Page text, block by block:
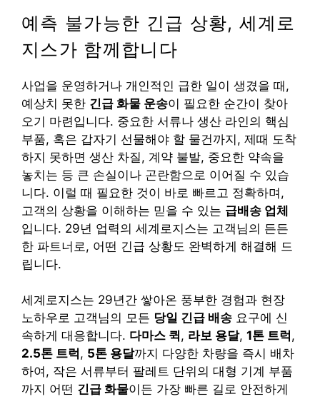
예측 불가능한 긴급 상황, 세계로
지스가 함께합니다
사업을 운영하거나 개인적인 급한 일이 생겼을 때,
예상치 못한 긴급 화물 운송이 필요한 순간이 찾아
오기 마련입니다. 중요한 서류나 생산 라인의 핵심
부품, 혹은 갑자기 선물해야 할 물건까지, 제때 도착
하지 못하면 생산 차질, 계약 불발, 중요한 약속을
놓치는 등 큰 손실이나 곤란함으로 이어질 수 있습
니다. 이럴 때 필요한 것이 바로 빠르고 정확하며,
고객의 상황을 이해하는 믿을 수 있는 급배송 업체
입니다. 29년 업력의 세계로지스는 고객님의 든든
한 파트너로, 어떤 긴급 상황도 완벽하게 해결해 드
립니다.
세계로지스는 29년간 쌓아온 풍부한 경험과 현장
노하우로 고객님의 모든 당일 긴급 배송 요구에 신
속하게 대응합니다. 다마스 퀵 , 라보 용달, 1톤 트럭,
2.5톤 트럭, 5톤 용달까지 다양한 차량을 즉시 배차
하여, 작은 서류부터 팔레트 단위의 대형 기계 부품
까지 어떤 긴급 화물이든 가장 빠른 길로 안전하게